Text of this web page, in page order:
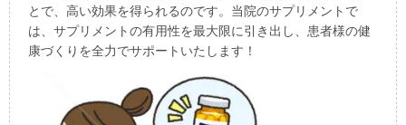
とで、高い効果を得られるのです。当院のサプリメントで
は、サプリメントの有用性を最大限に引き出し、患者様の健
康づくりを全力でサポートいたします！